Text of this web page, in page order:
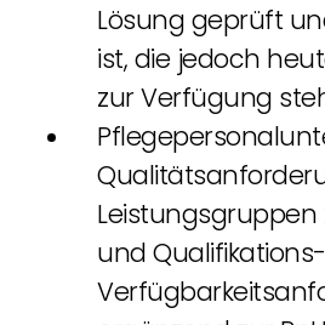
Lösung geprüft
ist, die jedoch
zur Verfügung
und